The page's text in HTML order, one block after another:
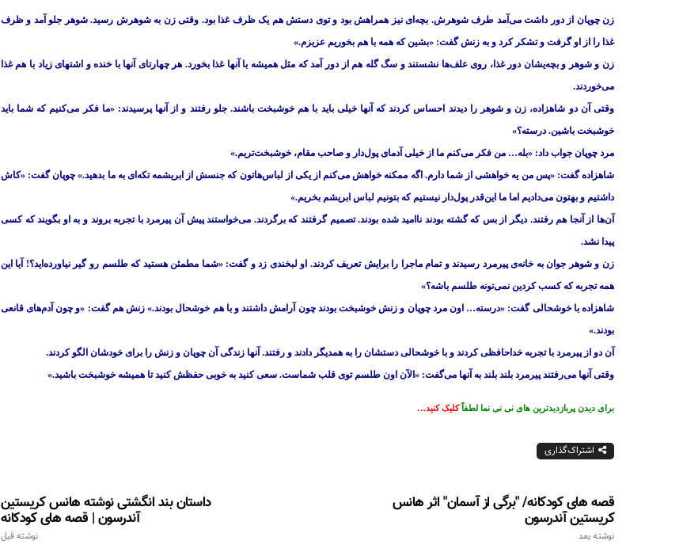
زن چوپان از دور داشت می‌آمد طرف شوهرش. بچه‌ای نیز همراهش بود و توی دستش هم یک ظرف غذا بود. وقتی زن به شوهرش رسید. شوهر جلو آمد و ظرف
غذا را از او گرفت و تشکر کرد و به زنش گفت: «بشین که همه با هم بخوریم عزیزم.»
زن و شوهر و بچه‌یشان دور غذا، روی علف‌ها نشستند و سگ گله هم از دور آمد که مثل همیشه با آنها غذا بخورد. هر چهارتای آنها با خنده و اشتهای زیاد با هم غذا
می‌خوردند.
وقتی آن دو شاهزاده، زن و شوهر را دیدند احساس کردند که آنها خیلی باید با هم خوشبخت باشند. جلو رفتند و از آنها پرسیدند: «ما فکر می‌کنیم که شما باید
خوشبخت باشین. درسته؟»
مرد چوپان جواب داد: «بله… من فکر می‌کنم ما از خیلی آدمای پول‌دار و صاحب مقام، خوشبخت‌تریم.»
شاهزاده گفت: «پس من یه خواهشی از شما دارم. اگه ممکنه خواهش می‌کنم از یکی از لباس‌هاتون که جنسش از ابریشمه تکه‌ای به ما بدهید.» چوپان گفت: «کاش
داشتیم و بهتون می‌دادیم اما ما این‌قدر پول‌دار نیستیم که بتونیم لباس ابریشم بخریم.»
آن‌ها از آنجا هم رفتند. دیگر از بس که گشته بودند ناامید شده بودند. تصمیم گرفتند که برگردند. می‌خواستند پیش آن پیرمرد با تجربه بروند و به او بگویند که کسی
پیدا نشد.
زن و شوهر جوان به خانه‌ی پیرمرد رسیدند و تمام ماجرا را برایش تعریف کردند. او لبخندی زد و گفت: «شما مطمئن هستید که طلسم رو گیر نیاورده‌اید؟! آیا این
همه تجربه که کسب کردین نمی‌تونه طلسم باشه؟»
شاهزاده با خوشحالی گفت: «درسته… اون مرد چوپان و زنش خوشبخت بودند چون آرامش داشتند و با هم خوشحال بودند.» زنش هم گفت: «و چون آدم‌های قانعی
بودند.»
آن دو از پیرمرد با تجربه خداحافظی کردند و با خوشحالی دستشان را به همدیگر دادند و رفتند. آنها زندگی آن چوپان و زنش را برای خودشان الگو کردند.
وقتی آنها می‌رفتند پیرمرد بلند بلند به آنها می‌گفت: «الآن اون طلسم توی قلب شماست. سعی کنید به خوبی حفظش کنید تا همیشه خوشبخت باشید.»
برای دیدن پربازدیدترین های نی نی نما لطفاً کلیک کنید…
اشتراک‌گذاری
داستان بند انگشتی نوشته هانس کریستین
آندرسون | قصه های کودکانه
نوشته قبل
قصه های کودکانه/ "برگی از آسمان" اثر هانس
کریستین آندرسون
نوشته بعد